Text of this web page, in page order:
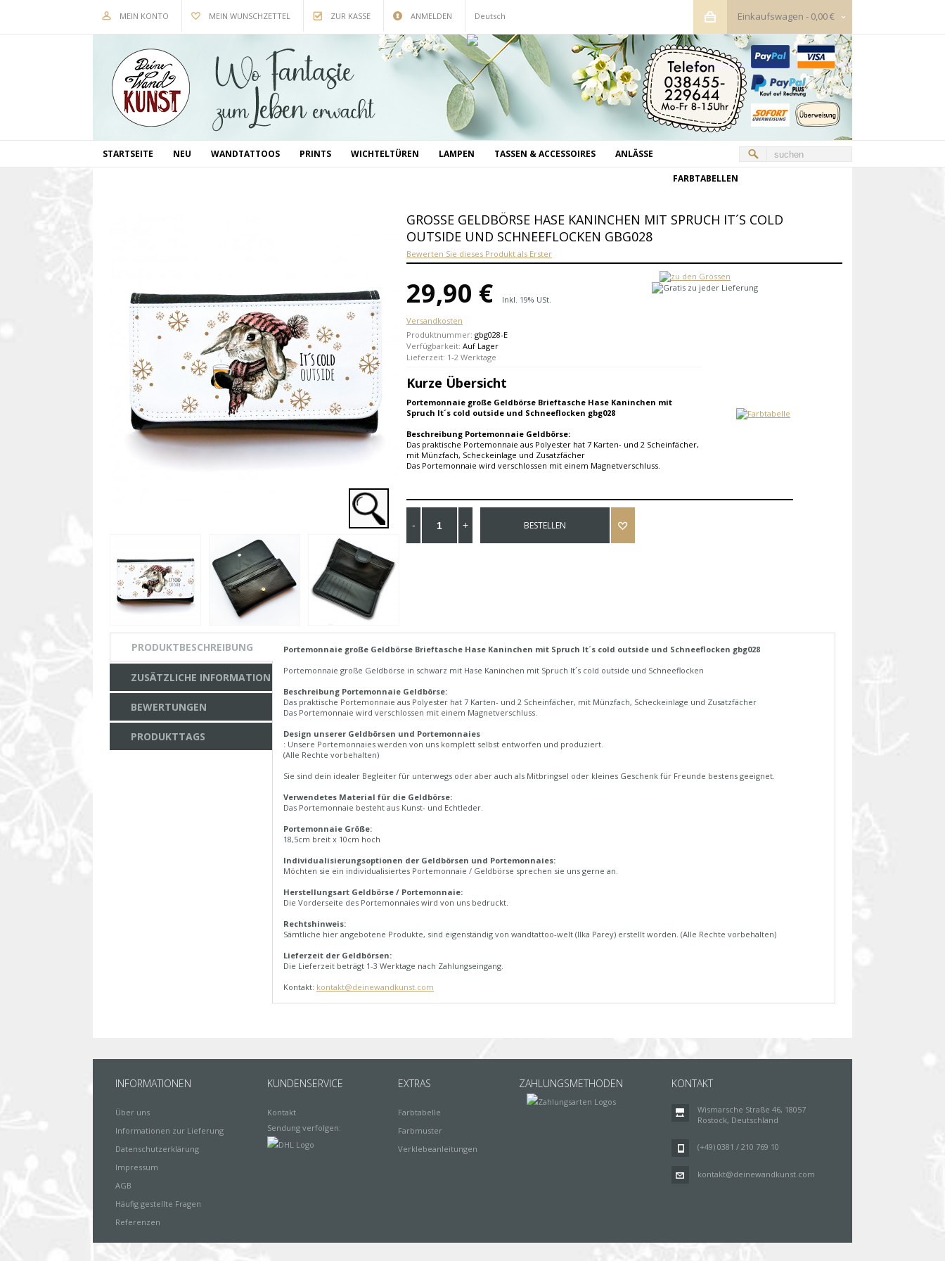
MEIN KONTO MEIN WUNSCHZETTEL ZUR KASSE ANMELDEN Deutsch Einkaufswagen - 0,00 €
STARTSEITE NEU WANDTATTOOS PRINTS WICHTELTÜREN LAMPEN TASSEN & ACCESSOIRES ANLÄSSE
FARBTABELLEN
GROSSE GELDBÖRSE HASE KANINCHEN MIT SPRUCH IT´S COLD O
UTSIDE UND SCHNEEFLOCKEN GBG028
Bewerten Sie dieses Produkt als Erster
29,90 €
Inkl. 19% USt.
Versandkosten
Produktnummer: gbg028-E
Verfügbarkeit: Auf Lager
Lieferzeit: 1-2 Werktage
Kurze Übersicht
Portemonnaie große Geldbörse Brieftasche Hase Kaninchen mit
Spruch It´s cold outside und Schneeflocken gbg028
Beschreibung Portemonnaie Geldbörse:
Das praktische Portemonnaie aus Polyester hat 7 Karten- und 2 Scheinfächer,
mit Münzfach, Scheckeinlage und Zusatzfächer
Das Portemonnaie wird verschlossen mit einem Magnetverschluss.
BESTELLEN
PRODUKTBESCHREIBUNG
ZUSÄTZLICHE INFORMATION
BEWERTUNGEN
PRODUKTTAGS
Portemonnaie große Geldbörse Brieftasche Hase Kaninchen mit Spruch It´s cold outside und Schneeflocken gbg028
Portemonnaie große Geldbörse in schwarz mit Hase Kaninchen mit Spruch It´s cold outside und Schneeflocken
Beschreibung Portemonnaie Geldbörse:
Das praktische Portemonnaie aus Polyester hat 7 Karten- und 2 Scheinfächer, mit Münzfach, Scheckeinlage und Zusatzfächer
Das Portemonnaie wird verschlossen mit einem Magnetverschluss.
Design unserer Geldbörsen und Portemonnaies
: Unsere Portemonnaies werden von uns komplett selbst entworfen und produziert.
(Alle Rechte vorbehalten)
Sie sind dein idealer Begleiter für unterwegs oder aber auch als Mitbringsel oder kleines Geschenk für Freunde bestens geeignet.
Verwendetes Material für die Geldbörse:
Das Portemonnaie besteht aus Kunst- und Echtleder.
Portemonnaie Größe:
18,5cm breit x 10cm hoch
Individualisierungsoptionen der Geldbörsen und Portemonnaies:
Möchten sie ein individualisiertes Portemonnaie / Geldbörse sprechen sie uns gerne an.
Herstellungsart Geldbörse / Portemonnaie:
Die Vorderseite des Portemonnaies wird von uns bedruckt.
Rechtshinweis:
Sämtliche hier angebotene Produkte, sind eigenständig von wandtattoo-welt (Ilka Parey) erstellt worden. (Alle Rechte vorbehalten)
Lieferzeit der Geldbörsen:
Die Lieferzeit beträgt 1-3 Werktage nach Zahlungseingang.
Kontakt: kontakt@deinewandkunst.com
INFORMATIONEN
Über uns
Informationen zur Lieferung
Datenschutzerklärung
Impressum
AGB
Häufig gestellte Fragen
Referenzen
KUNDENSERVICE
Kontakt
Sendung verfolgen:
EXTRAS
Farbtabelle
Farbmuster
Verklebeanleitungen
ZAHLUNGSMETHODEN KONTAKT
Wismarsche Straße 46, 18057
Rostock, Deutschland
(+49) 0381 / 210 769 10
kontakt@deinewandkunst.com